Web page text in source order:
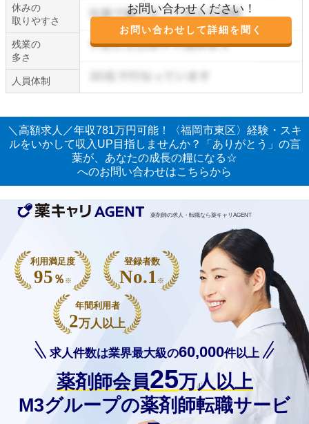
お問い合わせください！
お問い合わせして詳細を聞く
休みの
取りやすさ
残業の
多さ
人員体制
＼高額求人／年収781万円可能！〈福岡市東区〉経験・スキ
ルをいかして収入UP目指しませんか？「ありがとう」の言
葉が、あなたの成長の糧になる☆
へのお問い合わせはこちらから
薬剤師の求人・転職なら薬キャリAGENT
求人件数は業界最大級の60,000件以上
薬剤師会員25万人以上
M3グループの薬剤師転職サービ
利用満足度
95 ％ ※
登録者数
No.1 ※
年間利用者
2万人以上